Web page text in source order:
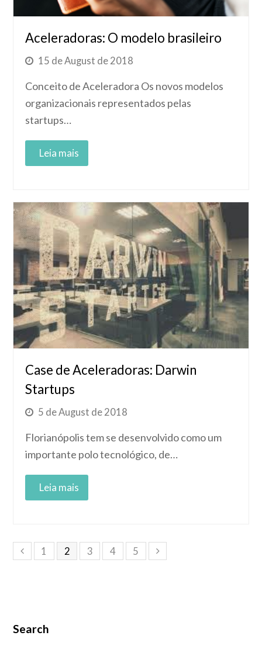
Aceleradoras: O modelo brasileiro
15 de August de 2018
Conceito de Aceleradora Os novos modelos
organizacionais representados pelas
startups…
Case de Aceleradoras: Darwin
Startups
5 de August de 2018
Florianópolis tem se desenvolvido como um
importante polo tecnológico, de…
1 2 3 4 5
Search